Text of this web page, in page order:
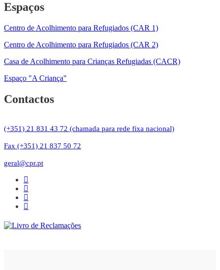
Espaços
Centro de Acolhimento para Refugiados (CAR 1)
Centro de Acolhimento para Refugiados (CAR 2)
Casa de Acolhimento para Crianças Refugiadas (CACR)
Espaço "A Criança"
Contactos
(+351) 21 831 43 72 (chamada para rede fixa nacional)
Fax (+351) 21 837 50 72
geral@cpr.pt